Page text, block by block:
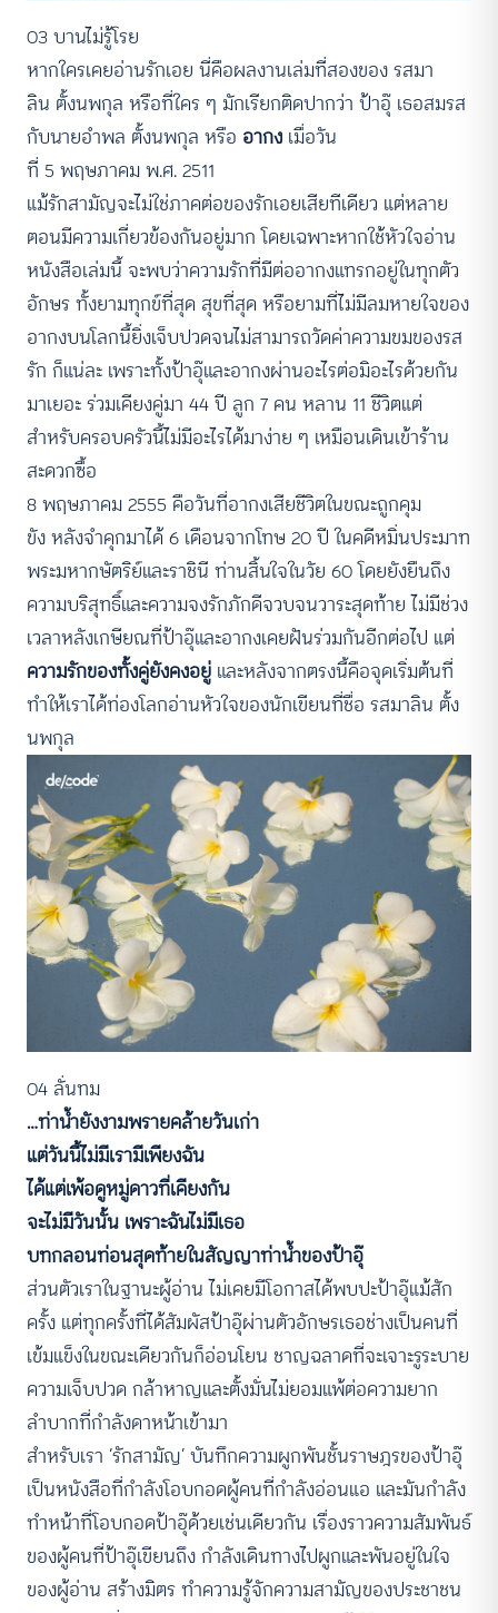
03 บานไม่รู้โรย
หากใครเคยอ่านรักเอย นี่คือผลงานเล่มที่สองของ รสมา
ลิน ตั้งนพกุล หรือที่ใคร ๆ มักเรียกติดปากว่า ป้าอุ๊ เธอสมรส
กับนายอำพล ตั้งนพกุล หรือ อากง เมื่อวัน
ที่ 5 พฤษภาคม พ.ศ. 2511
แม้รักสามัญจะไม่ใช่ภาคต่อของรักเอยเสียทีเดียว แต่หลาย
ตอนมีความเกี่ยวข้องกันอยู่มาก โดยเฉพาะหากใช้หัวใจอ่าน
หนังสือเล่มนี้ จะพบว่าความรักที่มีต่ออากงแทรกอยู่ในทุกตัว
อักษร ทั้งยามทุกข์ที่สุด สุขที่สุด หรือยามที่ไม่มีลมหายใจของ
อากงบนโลกนี้ยิ่งเจ็บปวดจนไม่สามารถวัดค่าความขมของรส
รัก ก็แน่ละ เพราะทั้งป้าอุ๊และอากงผ่านอะไรต่อมิอะไรด้วยกัน
มาเยอะ ร่วมเคียงคู่มา 44 ปี ลูก 7 คน หลาน 11 ชีวิตแต่
สำหรับครอบครัวนี้ไม่มีอะไรได้มาง่าย ๆ เหมือนเดินเข้าร้าน
สะดวกซื้อ
8 พฤษภาคม 2555 คือวันที่อากงเสียชีวิตในขณะถูกคุม
ขัง หลังจำคุกมาได้ 6 เดือนจากโทษ 20 ปี ในคดีหมิ่นประมาท
พระมหากษัตริย์และราชินี ท่านสิ้นใจในวัย 60 โดยยังยืนถึง
ความบริสุทธิ์และความจงรักภักดีจวบจนวาระสุดท้าย ไม่มีช่วง
เวลาหลังเกษียณที่ป้าอุ๊และอากงเคยฝันร่วมกันอีกต่อไป แต่
ความรักของทั้งคู่ยังคงอยู่ และหลังจากตรงนี้คือจุดเริ่มต้นที่
ทำให้เราได้ท่องโลกอ่านหัวใจของนักเขียนที่ชื่อ รสมาลิน ตั้ง
นพกุล
04 ลั่นทม
…ท่าน้ำยังงามพรายคล้ายวันเก่า
แต่วันนี้ไม่มีเรามีเพียงฉัน
ได้แต่เพ้อดูหมู่ดาวที่เคียงกัน
จะไม่มีวันนั้น เพราะฉันไม่มีเธอ
บทกลอนท่อนสุดท้ายในสัญญาท่าน้ำของป้าอุ๊
ส่วนตัวเราในฐานะผู้อ่าน ไม่เคยมีโอกาสได้พบปะป้าอุ๊แม้สัก
ครั้ง แต่ทุกครั้งที่ได้สัมผัสป้าอุ๊ผ่านตัวอักษรเธอช่างเป็นคนที่
เข้มแข็งในขณะเดียวกันก็อ่อนโยน ชาญฉลาดที่จะเจาะรูระบาย
ความเจ็บปวด กล้าหาญและตั้งมั่นไม่ยอมแพ้ต่อความยาก
ลำบากที่กำลังดาหน้าเข้ามา
สำหรับเรา ‘รักสามัญ’ บันทึกความผูกพันชั้นราษฎรของป้าอุ๊
เป็นหนังสือที่กำลังโอบกอดผู้คนที่กำลังอ่อนแอ และมันกำลัง
ทำหน้าที่โอบกอดป้าอุ๊ด้วยเช่นเดียวกัน เรื่องราวความสัมพันธ์
ของผู้คนที่ป้าอุ๊เขียนถึง กำลังเดินทางไปผูกและพันอยู่ในใจ
ของผู้อ่าน สร้างมิตร ทำความรู้จักความสามัญของประชาชน